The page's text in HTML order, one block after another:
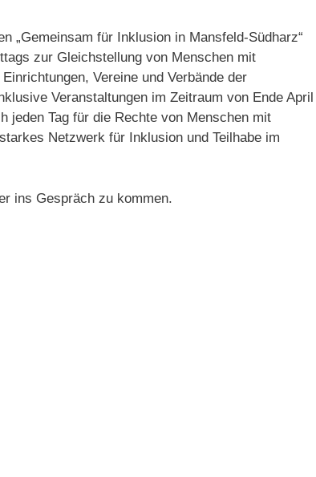
„Gemeinsam für Inklusion in Mansfeld-Südharz“
zur Gleichstellung von Menschen mit
Vereine und Verbände der
Veranstaltungen im Zeitraum von Ende April
jeden Tag für die Rechte von Menschen mit
Netzwerk für Inklusion und Teilhabe im
ins Gespräch zu kommen.